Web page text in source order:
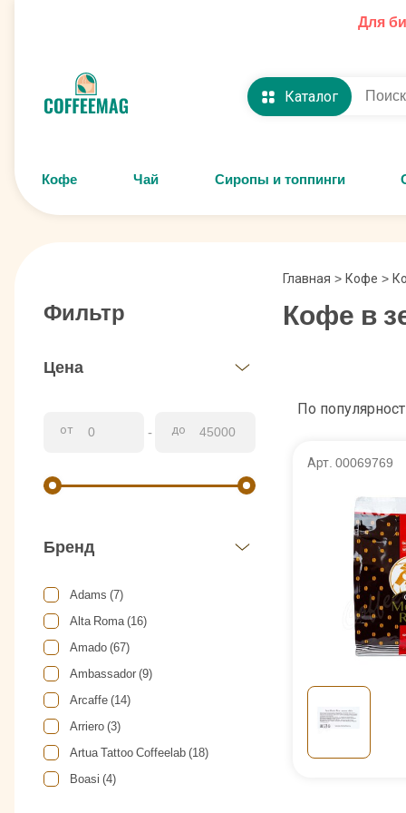
Для
Каталог
Кофе Чай Сиропы и топпинги
Фильтр
Цена
от - до
Бренд
Adams (7)
Alta Roma (16)
Amado (67)
Ambassador (9)
Arcaffe (14)
Arriero (3)
Artua Tattoo Coffeelab (18)
Boasi (4)
Главная > Кофе >
Кофе в
По
Арт. 00069769